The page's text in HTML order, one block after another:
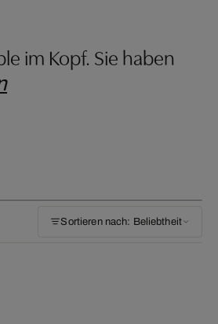
im Kopf. Sie haben
Sortieren nach: Beliebtheit